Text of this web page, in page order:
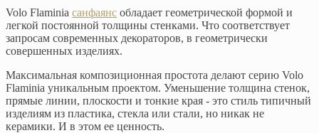
Volo Flaminia санфаянс обладает геометрической формой и
легкой постоянной толщины стенками. Что соответствует
запросам современных декораторов, в геометрически
совершенных изделиях.
Максимальная композиционная простота делают серию Volo
Flaminia уникальным проектом. Уменьшение толщина стенок,
прямые линии, плоскости и тонкие края - это стиль типичный
изделиям из пластика, стекла или стали, но никак не
керамики. И в этом ее ценность.